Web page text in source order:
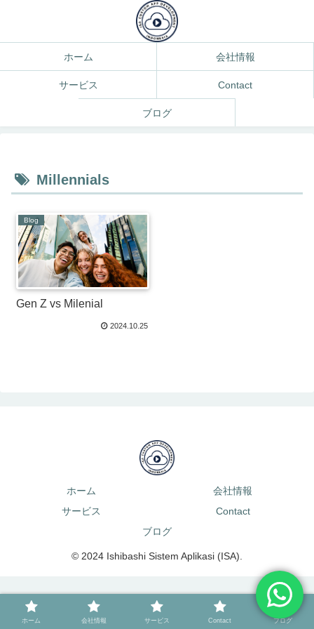
ホーム 会社情報
サービス Contact
ブログ
Millennials
Blog
Gen Z vs Milenial
2024.10.25
ホーム
会社情報
サービス
Contact
ブログ
© 2024 Ishibashi Sistem Aplikasi (ISA).
ホーム 会社情報 サービス Contact ブログ